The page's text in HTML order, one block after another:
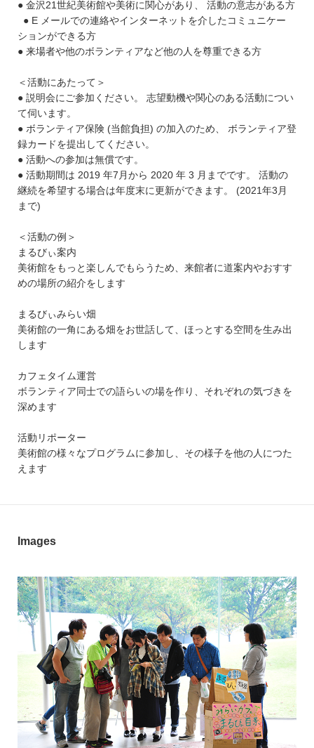
● 金沢21世紀美術館や美術に関心があり、 活動の意志がある方
● E メールでの連絡やインターネットを介したコミュニケー
ションができる方
● 来場者や他のボランティアなど他の人を尊重できる方
＜活動にあたって＞
● 説明会にご参加ください。 志望動機や関心のある活動につい
て伺います。
● ボランティア保険 (当館負担) の加入のため、 ボランティア登
録カードを提出してください。
● 活動への参加は無償です。
● 活動期間は 2019 年7月から 2020 年 3 月までです。 活動の
継続を希望する場合は年度末に更新ができます。 (2021年3月
まで)
＜活動の例＞
まるびぃ案内
美術館をもっと楽しんでもらうため、来館者に道案内やおすす
めの場所の紹介をします
まるびぃみらい畑
美術館の一角にある畑をお世話して、ほっとする空間を生み出
します
カフェタイム運営
ボランティア同士での語らいの場を作り、それぞれの気づきを
深めます
活動リポーター
美術館の様々なプログラムに参加し、その様子を他の人につた
えます
Images